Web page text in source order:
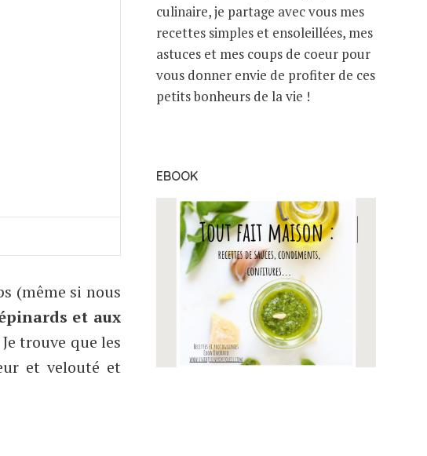
(même si nous
et aux
trouve que les
et velouté et
culinaire, je partage avec vous mes
recettes simples et ensoleillées, mes
astuces et mes coups de coeur pour
vous donner envie de profiter de ces
petits bonheurs de la vie !
EBOOK